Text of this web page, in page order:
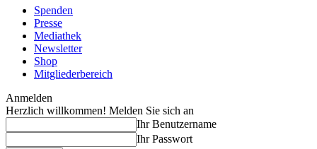
Spenden
Presse
Mediathek
Newsletter
Shop
Mitgliederbereich
Anmelden
Herzlich willkommen! Melden Sie sich an
Ihr Benutzername
Ihr Passwort